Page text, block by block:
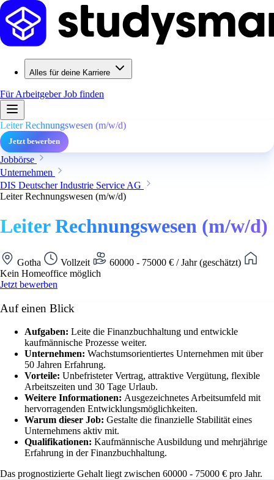
Alles für deine Karriere
Für ArbeitgeberJob finden
Leiter Rechnungswesen (m/w/d)
Jetzt bewerben
Jobbörse
Unternehmen
DIS Deutscher Industrie Service AG
Leiter Rechnungswesen (m/w/d)
Leiter Rechnungswesen (m/w/d)
Gotha Vollzeit
60000 - 75000 € / Jahr (geschätzt)
Kein Homeoffice möglich
Jetzt bewerben
Auf einen Blick
Aufgaben: Leite die Finanzbuchhaltung und entwickle
kaufmännische Prozesse weiter.
Unternehmen: Wachstumsorientiertes Unternehmen mit über
50 Jahren Erfahrung.
Vorteile: Unbefristeter Vertrag, attraktive Vergütung, flexible
Arbeitszeiten und 30 Tage Urlaub.
Weitere Informationen: Ausgezeichnetes Arbeitsumfeld mit
hervorragenden Entwicklungsmöglichkeiten.
Warum dieser Job: Gestalte die finanzielle Stabilität eines
Unternehmens aktiv mit.
Qualifikationen: Kaufmännische Ausbildung und mehrjährige
Erfahrung in der Finanzbuchhaltung.
Das prognostizierte Gehalt liegt zwischen 60000 - 75000 € pro Jahr.